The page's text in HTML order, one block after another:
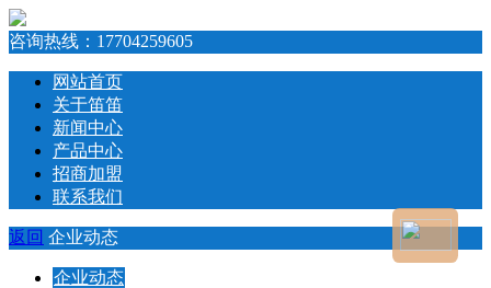
咨询热线： 17704259605
网站首页
关于笛笛
新闻中心
产品中心
招商加盟
联系我们
返回 企业动态
企业动态